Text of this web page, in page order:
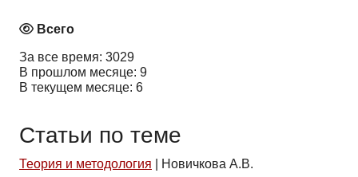
Всего
За все время: 3029
В прошлом месяце: 9
В текущем месяце: 6
Статьи по теме
Теория и методология
Новичкова А.В.